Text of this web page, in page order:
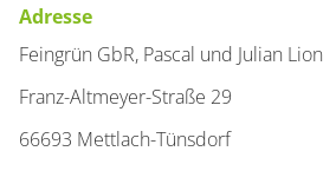
Adresse
Feingrün GbR, Pascal und Julian Lion
Franz-Altmeyer-Straße 29
66693 Mettlach-Tünsdorf